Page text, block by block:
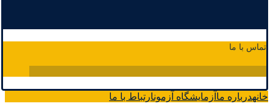
تماس با ما
خانهدرباره ما آزمایشگاه آزمونارتباط با ما